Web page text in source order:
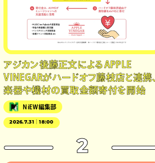
アジカン後藤正文によるAPPLE
VINEGARがハードオフ藤枝店と連携、
楽器や機材の買取金額寄付を開始
NiEW編集部
2026.7.31｜18:00
2